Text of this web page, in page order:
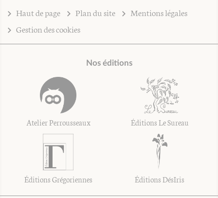
Haut de page Plan du site
Mentions légales
Gestion des cookies
Nos éditions
Atelier Perrousseaux Éditions Le Sureau
Éditions Grégoriennes Éditions DésIris